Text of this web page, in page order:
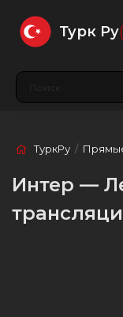
Турк Ру
ТуркРу /
Интер —